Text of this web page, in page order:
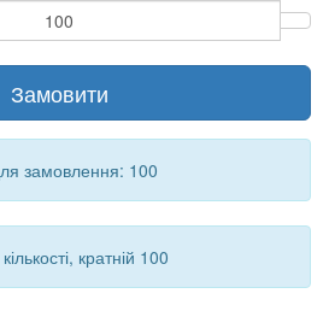
Замовити
замовлення: 100
кратній 100